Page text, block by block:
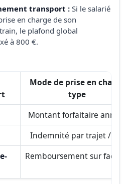
transport : Si le salarié
en charge de son
le plafond global
à 800 €.
Mode de prise en charge
type
Montant forfaitaire annuel
Indemnité par trajet / km
Remboursement sur